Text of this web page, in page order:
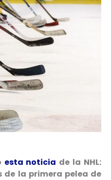
esta noticia de la NHL:
de la primera pelea de